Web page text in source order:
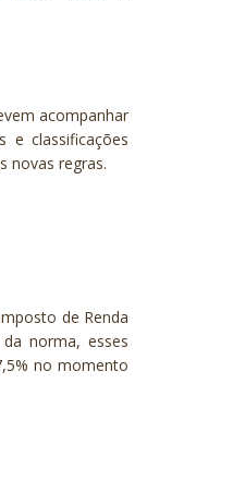
acompanhar
e classificações
novas regras.
de Renda
norma, esses
no momento